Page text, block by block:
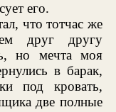
его.
что тотчас же
друг другу
но мечта моя
в барак,
под кровать,
две полные